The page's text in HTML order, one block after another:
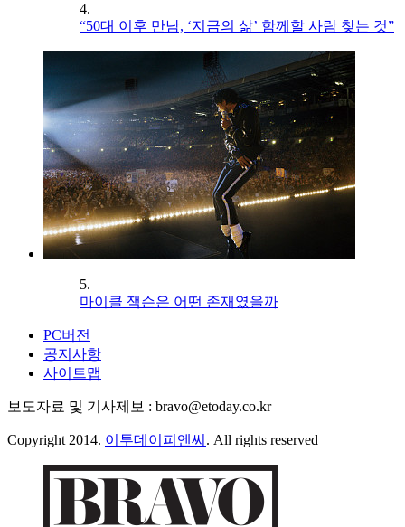
4.
“50대 이후 만남, ‘지금의 삶’ 함께할 사람 찾는 것”
5.
마이클 잭슨은 어떤 존재였을까
PC버전
공지사항
사이트맵
보도자료 및 기사제보 : bravo@etoday.co.kr
Copyright 2014. 이투데이피엔씨 . All rights reserved